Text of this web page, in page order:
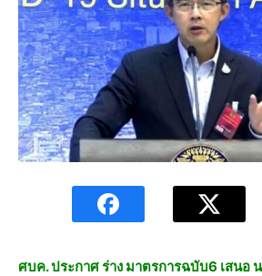
ศบค. ประกาศ ร่าง มาตรการฉบับ6 เสนอ